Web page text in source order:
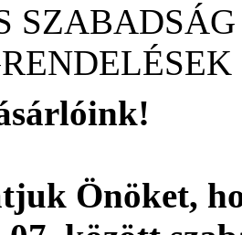
Önöket,